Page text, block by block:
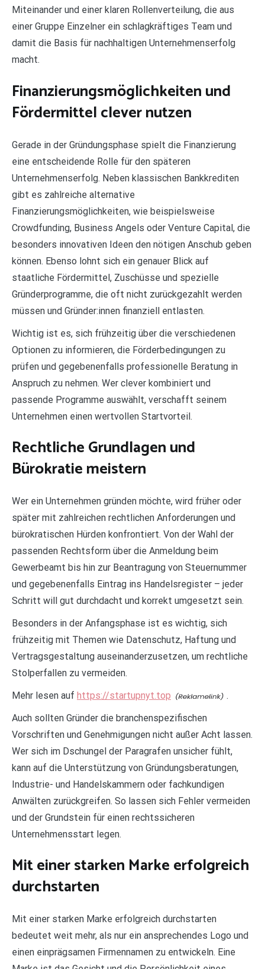
Miteinander und einer klaren Rollenverteilung, die aus
einer Gruppe Einzelner ein schlagkräftiges Team und
damit die Basis für nachhaltigen Unternehmenserfolg
macht.
Finanzierungsmöglichkeiten und
Fördermittel clever nutzen
Gerade in der Gründungsphase spielt die Finanzierung
eine entscheidende Rolle für den späteren
Unternehmenserfolg. Neben klassischen Bankkrediten
gibt es zahlreiche alternative
Finanzierungsmöglichkeiten, wie beispielsweise
Crowdfunding, Business Angels oder Venture Capital, die
besonders innovativen Ideen den nötigen Anschub geben
können. Ebenso lohnt sich ein genauer Blick auf
staatliche Fördermittel, Zuschüsse und spezielle
Gründerprogramme, die oft nicht zurückgezahlt werden
müssen und Gründer:innen finanziell entlasten.
Wichtig ist es, sich frühzeitig über die verschiedenen
Optionen zu informieren, die Förderbedingungen zu
prüfen und gegebenenfalls professionelle Beratung in
Anspruch zu nehmen. Wer clever kombiniert und
passende Programme auswählt, verschafft seinem
Unternehmen einen wertvollen Startvorteil.
Rechtliche Grundlagen und
Bürokratie meistern
Wer ein Unternehmen gründen möchte, wird früher oder
später mit zahlreichen rechtlichen Anforderungen und
bürokratischen Hürden konfrontiert. Von der Wahl der
passenden Rechtsform über die Anmeldung beim
Gewerbeamt bis hin zur Beantragung von Steuernummer
und gegebenenfalls Eintrag ins Handelsregister – jeder
Schritt will gut durchdacht und korrekt umgesetzt sein.
Besonders in der Anfangsphase ist es wichtig, sich
frühzeitig mit Themen wie Datenschutz, Haftung und
Vertragsgestaltung auseinanderzusetzen, um rechtliche
Stolperfallen zu vermeiden.
Mehr lesen auf https://startupnyt.top
.
Auch sollten Gründer die branchenspezifischen
Vorschriften und Genehmigungen nicht außer Acht lassen.
Wer sich im Dschungel der Paragrafen unsicher fühlt,
kann auf die Unterstützung von Gründungsberatungen,
Industrie- und Handelskammern oder fachkundigen
Anwälten zurückgreifen. So lassen sich Fehler vermeiden
und der Grundstein für einen rechtssicheren
Unternehmensstart legen.
Mit einer starken Marke erfolgreich
durchstarten
Mit einer starken Marke erfolgreich durchstarten
bedeutet weit mehr, als nur ein ansprechendes Logo und
einen einprägsamen Firmennamen zu entwickeln. Eine